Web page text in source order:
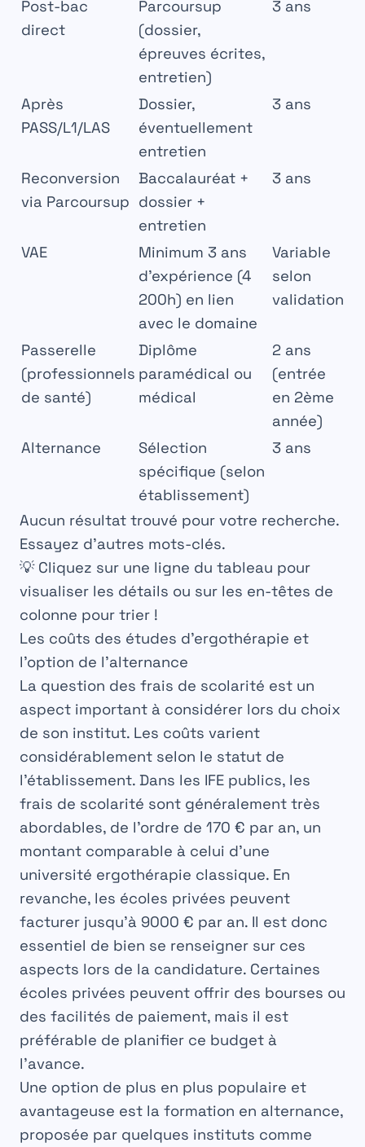
Post-bac
direct
Parcoursup
(dossier,
épreuves écrites,
entretien)
3 ans
Après
PASS/L1/LAS
Dossier,
éventuellement
entretien
3 ans
Reconversion
via Parcoursup
Baccalauréat +
dossier +
entretien
3 ans
VAE
Minimum 3 ans
d'expérience (4
200h) en lien
avec le domaine
Variable
selon
validation
Passerelle
(professionnels
de santé)
Diplôme
paramédical ou
médical
2 ans
(entrée
en 2ème
année)
Alternance
Sélection
spécifique (selon
établissement)
3 ans
Aucun résultat trouvé pour votre recherche.
Essayez d’autres mots-clés.
💡 Cliquez sur une ligne du tableau pour
visualiser les détails ou sur les en-têtes de
colonne pour trier !
Les coûts des études d’ergothérapie et
l’option de l’alternance
La question des frais de scolarité est un
aspect important à considérer lors du choix
de son institut. Les coûts varient
considérablement selon le statut de
l’établissement. Dans les IFE publics, les
frais de scolarité sont généralement très
abordables, de l’ordre de 170 € par an, un
montant comparable à celui d’une
université ergothérapie classique. En
revanche, les écoles privées peuvent
facturer jusqu’à 9000 € par an. Il est donc
essentiel de bien se renseigner sur ces
aspects lors de la candidature. Certaines
écoles privées peuvent offrir des bourses ou
des facilités de paiement, mais il est
préférable de planifier ce budget à
l’avance.
Une option de plus en plus populaire et
avantageuse est la formation en alternance,
proposée par quelques instituts comme